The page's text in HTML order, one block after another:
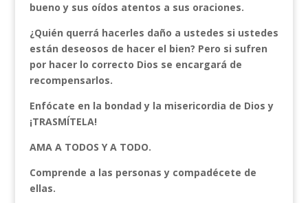
bueno y sus oídos atentos a sus oraciones.
¿Quién querrá hacerles daño a ustedes si ustedes
están deseosos de hacer el bien? Pero si sufren
por hacer lo correcto Dios se encargará de
recompensarlos.
Enfócate en la bondad y la misericordia de Dios y
¡TRASMÍTELA!
AMA A TODOS Y A TODO.
Comprende a las personas y compadécete de
ellas.